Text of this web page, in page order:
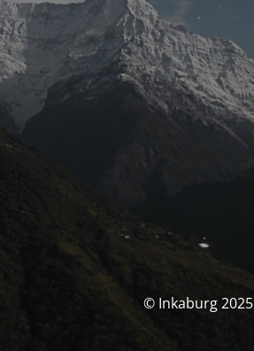
© Inkaburg 2025